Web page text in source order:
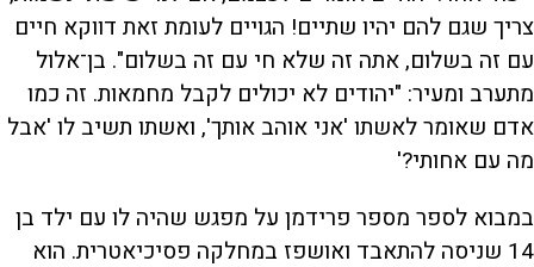
צריך שגם להם יהיו שתיים! הגויים לעומת זאת דווקא חיים
עם זה בשלום, אתה זה שלא חי עם זה בשלום". בן־אלול
מתערב ומעיר: "יהודים לא יכולים לקבל מחמאות. זה כמו
אדם שאומר לאשתו 'אני אוהב אותך', ואשתו תשיב לו 'אבל
מה עם אחותי?'
במבוא לספר מספר פרידמן על מפגש שהיה לו עם ילד בן
14 שניסה להתאבד ואושפז במחלקה פסיכיאטרית. הוא